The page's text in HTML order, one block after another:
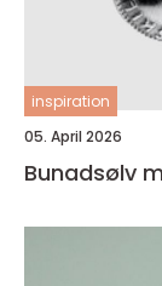
inspiration
05. April 2026